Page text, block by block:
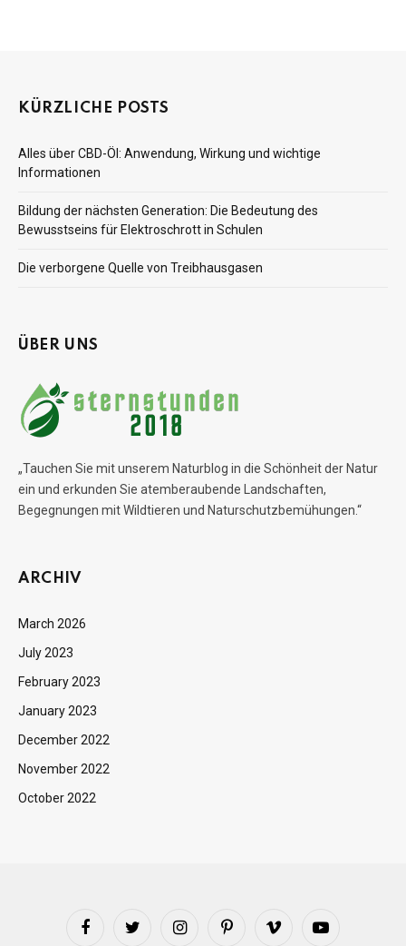
KÜRZLICHE POSTS
Alles über CBD-Öl: Anwendung, Wirkung und wichtige
Informationen
Bildung der nächsten Generation: Die Bedeutung des
Bewusstseins für Elektroschrott in Schulen
Die verborgene Quelle von Treibhausgasen
ÜBER UNS
„Tauchen Sie mit unserem Naturblog in die Schönheit der Natur
ein und erkunden Sie atemberaubende Landschaften,
Begegnungen mit Wildtieren und Naturschutzbemühungen.“
ARCHIV
March 2026
July 2023
February 2023
January 2023
December 2022
November 2022
October 2022
FacebookTwitter InstagramPinterestVimeo YouTube